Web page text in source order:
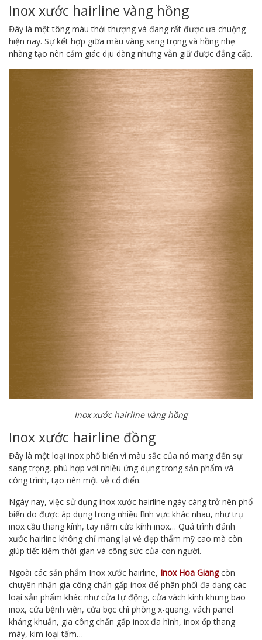
Inox xước hairline vàng hồng
Đây là một tông màu thời thượng và đang rất được ưa chuộng
hiện nay. Sự kết hợp giữa màu vàng sang trọng và hồng nhẹ
nhàng tạo nên cảm giác dịu dàng nhưng vẫn giữ được đẳng cấp.
Inox xước hairline vàng hồng
Inox xước hairline đồng
Đây là một loại inox phổ biến vì màu sắc của nó mang đến sự
sang trọng, phù hợp với nhiều ứng dụng trong sản phẩm và
công trình, tạo nên một vẻ cổ điển.
Ngày nay, việc sử dụng inox xước hairline ngày càng trở nên phổ
biến do được áp dụng trong nhiều lĩnh vực khác nhau, như trụ
inox cầu thang kính, tay nắm cửa kính inox… Quá trình đánh
xước hairline không chỉ mang lại vẻ đẹp thẩm mỹ cao mà còn
giúp tiết kiệm thời gian và công sức của con người.
Ngoài các sản phẩm Inox xước hairline, Inox Hoa Giangcòn
chuyên nhận gia công chấn gấp inox để phân phối đa dạng các
loại sản phẩm khác như cửa tự động, cửa vách kính khung bao
inox, cửa bệnh viện, cửa bọc chì phòng x-quang, vách panel
kháng khuẩn, gia công chấn gấp inox đa hình, inox ốp thang
máy, kim loại tấm…